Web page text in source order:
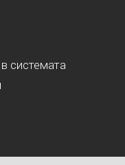
системата